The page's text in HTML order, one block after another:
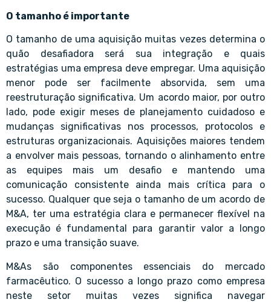
O tamanho é importante
O tamanho de uma aquisição muitas vezes determina o
quão desafiadora será sua integração e quais
estratégias uma empresa deve empregar. Uma aquisição
menor pode ser facilmente absorvida, sem uma
reestruturação significativa. Um acordo maior, por outro
lado, pode exigir meses de planejamento cuidadoso e
mudanças significativas nos processos, protocolos e
estruturas organizacionais. Aquisições maiores tendem
a envolver mais pessoas, tornando o alinhamento entre
as equipes mais um desafio e mantendo uma
comunicação consistente ainda mais crítica para o
sucesso. Qualquer que seja o tamanho de um acordo de
M&A, ter uma estratégia clara e permanecer flexível na
execução é fundamental para garantir valor a longo
prazo e uma transição suave.
M&As são componentes essenciais do mercado
farmacêutico. O sucesso a longo prazo como empresa
neste setor muitas vezes significa navegar